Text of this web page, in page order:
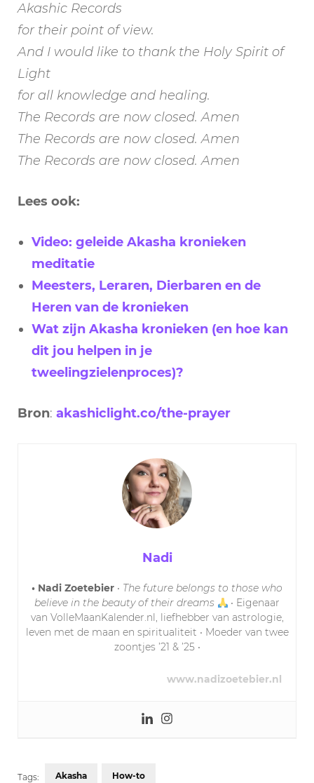
Akashic Records
for their point of view.
And I would like to thank the Holy Spirit of
Light
for all knowledge and healing.
The Records are now closed. Amen
The Records are now closed. Amen
The Records are now closed. Amen
Lees ook:
Video: geleide Akasha kronieken
meditatie
Meesters, Leraren, Dierbaren en de
Heren van de kronieken
Wat zijn Akasha kronieken (en hoe kan
dit jou helpen in je
tweelingzielenproces)?
Bron: akashiclight.co/the-prayer
Nadi
• Nadi Zoetebier • The future belongs to those who
believe in the beauty of their dreams
• Eigenaar
van VolleMaanKalender.nl, liefhebber van astrologie,
leven met de maan en spiritualiteit • Moeder van twee
zoontjes ’21 & ’25 •
www.nadizoetebier.nl
Tags: Akasha How-to